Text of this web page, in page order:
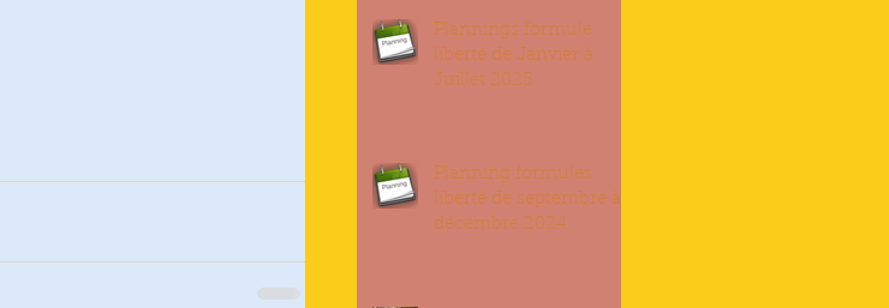
Plannings formule
liberté de Janvier à
Juillet 2025
Planning formules
liberté de septembre à
décembre 2024